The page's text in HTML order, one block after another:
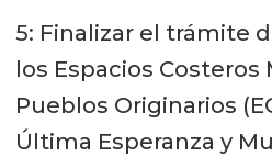
5: Finalizar el trámite
los Espacios Costeros
Pueblos Originarios
Última Esperanza y